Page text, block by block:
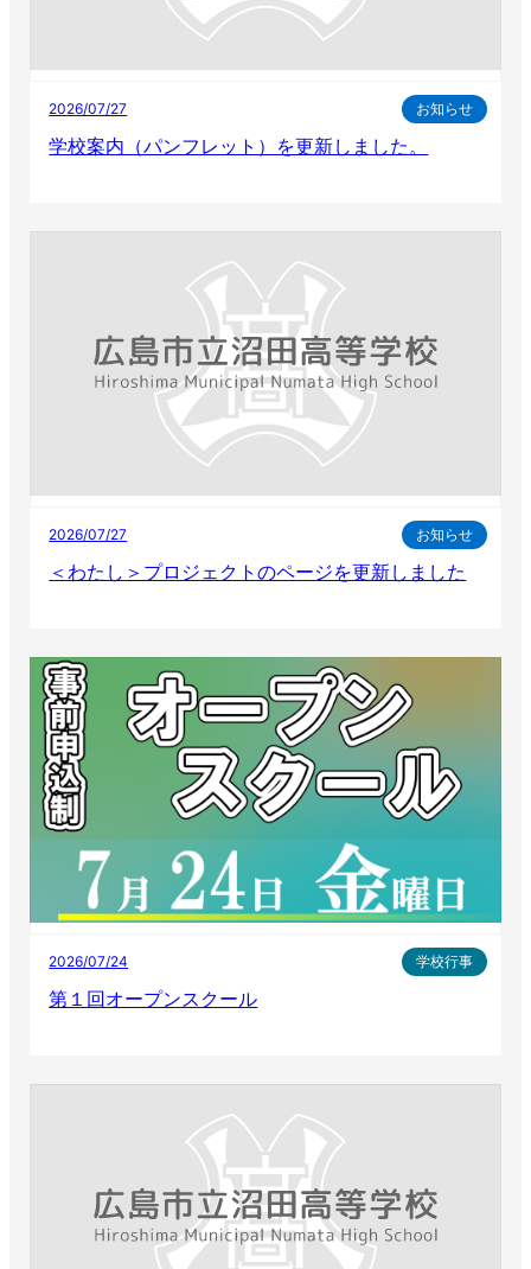
2026/07/27 お知らせ
学校案内（パンフレット）を更新しました。
2026/07/27 お知らせ
＜わたし＞プロジェクトのページを更新しました
2026/07/24 学校行事
第１回オープンスクール